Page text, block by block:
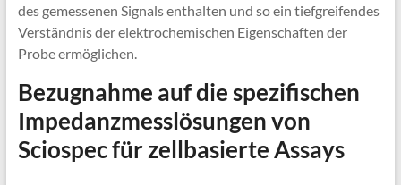
des gemessenen Signals enthalten und so ein tiefgreifendes
Verständnis der elektrochemischen Eigenschaften der
Probe ermöglichen.
Bezugnahme auf die spezifischen
Impedanzmesslösungen von
Sciospec für zellbasierte Assays